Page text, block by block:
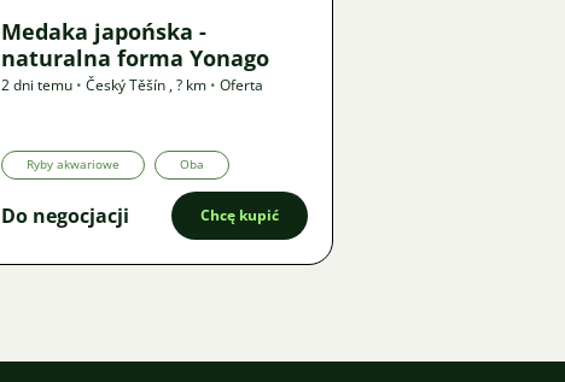
Medaka japońska -
naturalna forma Yonago
2 dni temu • Český Těšín ,? km • Oferta
Ryby akwariowe Oba
Do negocjacji Chcę kupić